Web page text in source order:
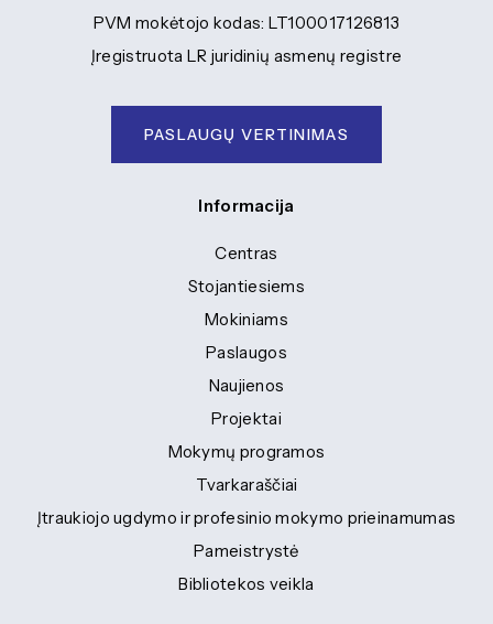
Einame tvarumo kryptimi. Išradingumas neturi ribų.
PVM mokėtojo kodas: LT100017126813
Įregistruota LR juridinių asmenų registre
PASLAUGŲ VERTINIMAS
Informacija
Centras
Stojantiesiems
Mokiniams
Paslaugos
Naujienos
Projektai
Mokymų programos
Tvarkaraščiai
Įtraukiojo ugdymo ir profesinio mokymo prieinamumas
Pameistrystė
Bibliotekos veikla